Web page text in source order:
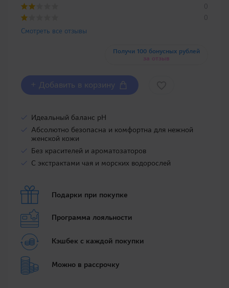
0
0
Смотреть все отзывы
Получи 100 бонусных рублей
за отзыв
+ Добавить в корзину
Идеальный баланс pH
Абсолютно безопасна и комфортна для нежной
женской кожи
Без красителей и ароматозаторов
С экстрактами чая и морских водорослей
Подарки при покупке
Программа лояльности
Кэшбек с каждой покупки
Можно в рассрочку